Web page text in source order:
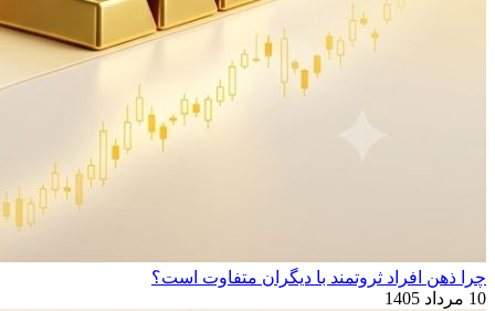
چرا ذهن افراد ثروتمند با دیگران متفاوت است؟
10 مرداد 1405